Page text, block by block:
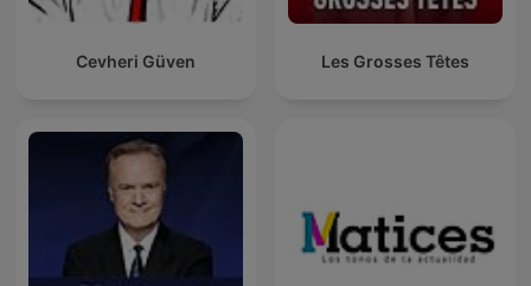
Cevheri Güven Les Grosses Têtes